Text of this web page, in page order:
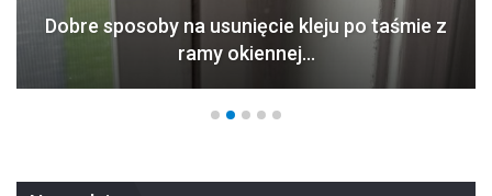
Dobre sposoby na usunięcie kleju po taśmie z
ramy okiennej…